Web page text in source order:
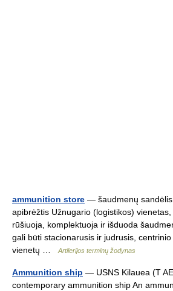
ammunition store — šaudmenų
apibrėžtis Užnugario (logistikos) vienetas,
rūšiuoja, komplektuoja ir išduoda
gali būti stacionarusis ir judrusis,
vienetų …
Artilerijos terminų žodynas
Ammunition ship — USNS Kilauea (T
contemporary ammunition ship An